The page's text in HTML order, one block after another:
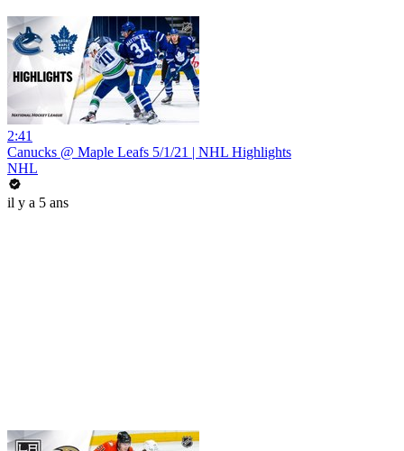
2:41
Canucks @ Maple Leafs 5/1/21 | NHL Highlights
NHL
il y a 5 ans